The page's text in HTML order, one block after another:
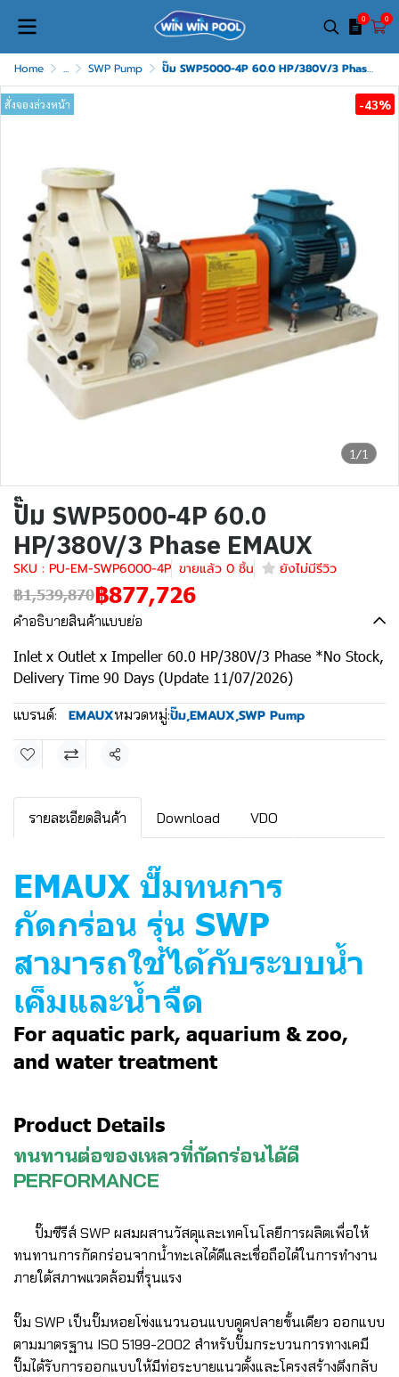
0 0
Home ... SWP Pump ปั๊ม SWP5000-4P 60.0 HP/380V/3 Phase EMAUX
1/1
สั่งจองล่วงหน้า -43%
ปั๊ม SWP5000-4P 60.0
HP/380V/3 Phase EMAUX
SKU : PU-EM-SWP6000-4P ขายแล้ว 0 ชิ้น ยังไม่มีรีวิว
฿1,539,870฿877,726
คำอธิบายสินค้าแบบย่อ
Inlet x Outlet x Impeller 60.0 HP/380V/3 Phase *No Stock,
Delivery Time 90 Days (Update 11/07/2026)
แบรนด์: EMAUXหมวดหมู่:ปั๊ม,EMAUX,SWP Pump
แชร์
รายละเอียดสินค้า Download VDO
EMAUX ปั๊มทนการ
กัดกร่อน รุ่น SWP
สามารถใช้ได้กับระบบน้ำ
เค็มและน้ำจืด
For aquatic park, aquarium & zoo,
and water treatment
Product Details
ทนทานต่อของเหลวที่กัดกร่อนได้ดี
PERFORMANCE
ปั๊มซีรีส์ SWP ผสมผสานวัสดุและเทคโนโลยีการผลิตเพื่อให้
ทนทานการกัดกร่อนจากน้ำทะเลได้ดีและเชื่อถือได้ในการทำงาน
ภายใต้สภาพแวดล้อมที่รุนแรง
ปั๊ม SWP เป็นปั๊มหอยโข่งแนวนอนแบบดูดปลายขั้นเดียว ออกแบบ
ตามมาตรฐาน ISO 5199-2002 สำหรับปั๊มกระบวนการทางเคมี
ปั๊มได้รับการออกแบบให้มีท่อระบายแนวตั้งและโครงสร้างดึงกลับ